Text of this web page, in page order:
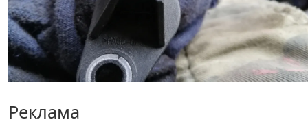
Реклама